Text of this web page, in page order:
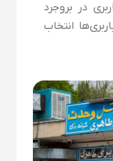
در بروجرد
انتخاب